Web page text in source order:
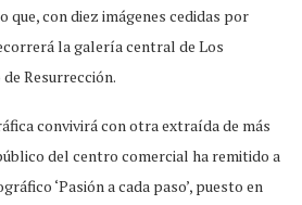
que, con diez imágenes cedidas por
la galería central de Los
Resurrección.
convivirá con otra extraída de más
del centro comercial ha remitido a
‘Pasión a cada paso’, puesto en